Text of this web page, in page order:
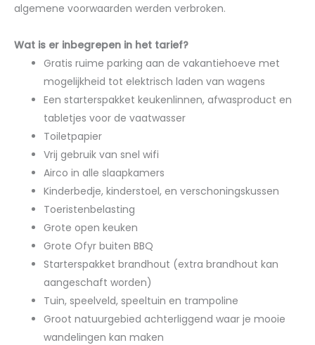
algemene voorwaarden werden verbroken.
Wat is er inbegrepen in het tarief?
Gratis ruime parking aan de vakantiehoeve met
mogelijkheid tot elektrisch laden van wagens
Een starterspakket keukenlinnen, afwasproduct en
tabletjes voor de vaatwasser
Toiletpapier
Vrij gebruik van snel wifi
Airco in alle slaapkamers
Kinderbedje, kinderstoel, en verschoningskussen
Toeristenbelasting
Grote open keuken
Grote Ofyr buiten BBQ
Starterspakket brandhout (extra brandhout kan
aangeschaft worden)
Tuin, speelveld, speeltuin en trampoline
Groot natuurgebied achterliggend waar je mooie
wandelingen kan maken